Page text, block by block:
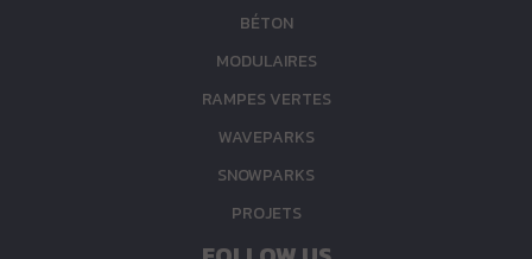
BÉTON
MODULAIRES
RAMPES VERTES
WAVEPARKS
SNOWPARKS
PROJETS